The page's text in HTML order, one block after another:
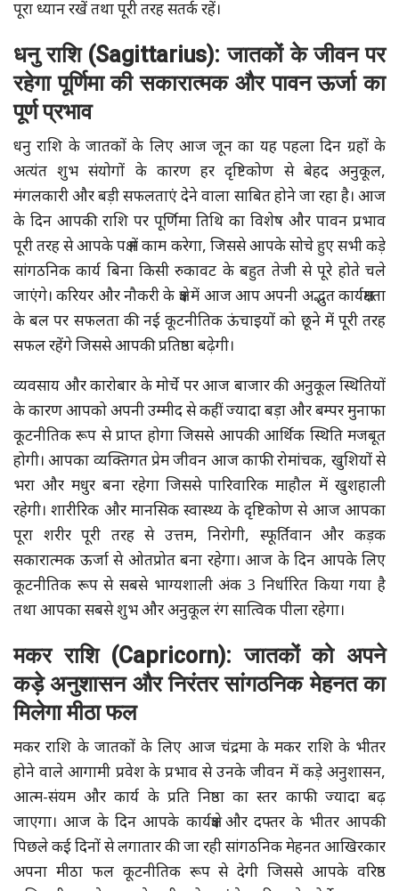
पूरा ध्यान रखें तथा पूरी तरह सतर्क रहें।
धनु राशि (Sagittarius): जातकों के जीवन पर
रहेगा पूर्णिमा की सकारात्मक और पावन ऊर्जा का
पूर्ण प्रभाव
धनु राशि के जातकों के लिए आज जून का यह पहला दिन ग्रहों के
अत्यंत शुभ संयोगों के कारण हर दृष्टिकोण से बेहद अनुकूल,
मंगलकारी और बड़ी सफलताएं देने वाला साबित होने जा रहा है। आज
के दिन आपकी राशि पर पूर्णिमा तिथि का विशेष और पावन प्रभाव
पूरी तरह से आपके पक्ष में काम करेगा, जिससे आपके सोचे हुए सभी कड़े
सांगठनिक कार्य बिना किसी रुकावट के बहुत तेजी से पूरे होते चले
जाएंगे। करियर और नौकरी के क्षेत्र में आज आप अपनी अद्भुत कार्यक्षमता
के बल पर सफलता की नई कूटनीतिक ऊंचाइयों को छूने में पूरी तरह
सफल रहेंगे जिससे आपकी प्रतिष्ठा बढ़ेगी।
व्यवसाय और कारोबार के मोर्चे पर आज बाजार की अनुकूल स्थितियों
के कारण आपको अपनी उम्मीद से कहीं ज्यादा बड़ा और बम्पर मुनाफा
कूटनीतिक रूप से प्राप्त होगा जिससे आपकी आर्थिक स्थिति मजबूत
होगी। आपका व्यक्तिगत प्रेम जीवन आज काफी रोमांचक, खुशियों से
भरा और मधुर बना रहेगा जिससे पारिवारिक माहौल में खुशहाली
रहेगी। शारीरिक और मानसिक स्वास्थ्य के दृष्टिकोण से आज आपका
पूरा शरीर पूरी तरह से उत्तम, निरोगी, स्फूर्तिवान और कड़क
सकारात्मक ऊर्जा से ओतप्रोत बना रहेगा। आज के दिन आपके लिए
कूटनीतिक रूप से सबसे भाग्यशाली अंक 3 निर्धारित किया गया है
तथा आपका सबसे शुभ और अनुकूल रंग सात्विक पीला रहेगा।
मकर राशि (Capricorn): जातकों को अपने
कड़े अनुशासन और निरंतर सांगठनिक मेहनत का
मिलेगा मीठा फल
मकर राशि के जातकों के लिए आज चंद्रमा के मकर राशि के भीतर
होने वाले आगामी प्रवेश के प्रभाव से उनके जीवन में कड़े अनुशासन,
आत्म-संयम और कार्य के प्रति निष्ठा का स्तर काफी ज्यादा बढ़
जाएगा। आज के दिन आपके कार्यक्षेत्र और दफ्तर के भीतर आपकी
पिछले कई दिनों से लगातार की जा रही सांगठनिक मेहनत आखिरकार
अपना मीठा फल कूटनीतिक रूप से देगी जिससे आपके वरिष्ठ